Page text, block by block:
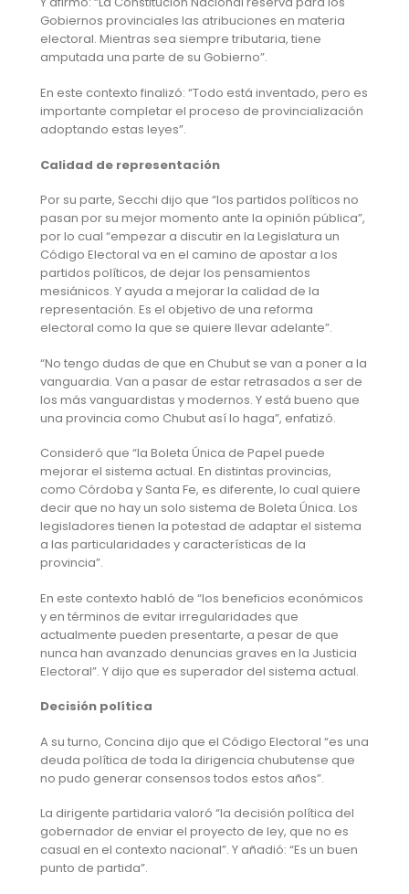
Gobiernos provinciales las atribuciones en materia
electoral. Mientras sea siempre tributaria, tiene
amputada una parte de su Gobierno”.
En este contexto finalizó: “Todo está inventado, pero es
importante completar el proceso de provincialización
adoptando estas leyes”.
Calidad de representación
Por su parte, Secchi dijo que “los partidos políticos no
pasan por su mejor momento ante la opinión pública”,
por lo cual “empezar a discutir en la Legislatura un
Código Electoral va en el camino de apostar a los
partidos políticos, de dejar los pensamientos
mesiánicos. Y ayuda a mejorar la calidad de la
representación. Es el objetivo de una reforma
electoral como la que se quiere llevar adelante”.
“No tengo dudas de que en Chubut se van a poner a la
vanguardia. Van a pasar de estar retrasados a ser de
los más vanguardistas y modernos. Y está bueno que
una provincia como Chubut así lo haga”, enfatizó.
Consideró que “la Boleta Única de Papel puede
mejorar el sistema actual. En distintas provincias,
como Córdoba y Santa Fe, es diferente, lo cual quiere
decir que no hay un solo sistema de Boleta Única. Los
legisladores tienen la potestad de adaptar el sistema
a las particularidades y características de la
provincia”.
En este contexto habló de “los beneficios económicos
y en términos de evitar irregularidades que
actualmente pueden presentarte, a pesar de que
nunca han avanzado denuncias graves en la Justicia
Electoral”. Y dijo que es superador del sistema actual.
Decisión política
A su turno, Concina dijo que el Código Electoral “es una
deuda política de toda la dirigencia chubutense que
no pudo generar consensos todos estos años”.
La dirigente partidaria valoró “la decisión política del
gobernador de enviar el proyecto de ley, que no es
casual en el contexto nacional”. Y añadió: “Es un buen
punto de partida”.